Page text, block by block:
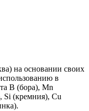
на основании своих
в
B (бора), Mn
Si (кремния), Cu